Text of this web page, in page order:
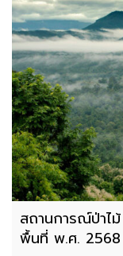
สถานการณ์ป่าไ
พื้นที่ พ.ศ. 2568